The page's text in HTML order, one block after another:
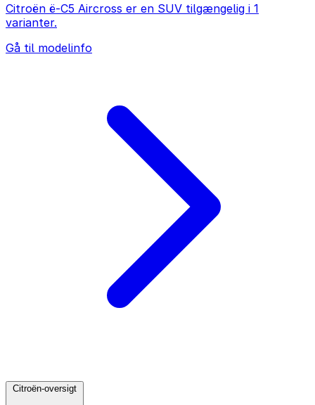
Citroën ë-C5 Aircross er en SUV tilgængelig i 1
varianter.
Gå til modelinfo
Citroën-oversigt